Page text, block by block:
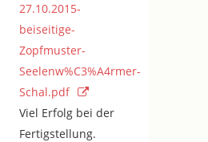
27.10.2015-
beiseitige-
Zopfmuster-
Seelenw%C3%A4rmer-
Schal.pdf
Viel Erfolg bei der
Fertigstellung.